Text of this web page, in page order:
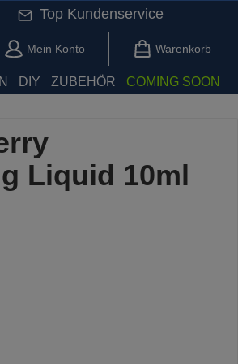
Top Kundenservice
0 Produkte auf dem Merkzettel
Mein Konto Warenkorb
DIY ZUBEHÖR COMING SOON
Liquid 10ml